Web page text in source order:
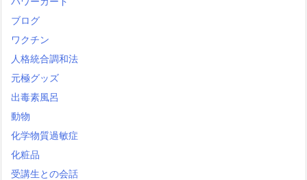
ブログ
ワクチン
人格統合調和法
元極グッズ
出毒素風呂
動物
化学物質過敏症
化粧品
受講生との会話